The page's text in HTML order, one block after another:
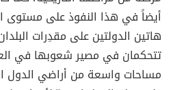
أيضاً في هذا النفوذ على مستوى
هاتين الدولتين على مقدِرات
تتحكمان في مصير شعوبها في
مساحات واسعة من أراضي الدول